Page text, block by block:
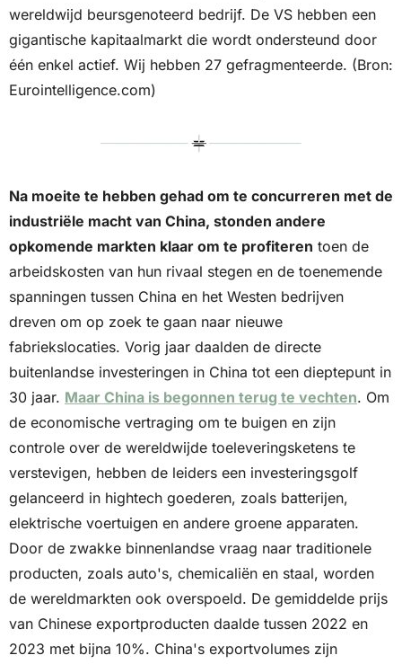
wereldwijd beursgenoteerd bedrijf. De VS hebben een
gigantische kapitaalmarkt die wordt ondersteund door
één enkel actief. Wij hebben 27 gefragmenteerde. (Bron:
Eurointelligence.com)
Na moeite te hebben gehad om te concurreren met de
industriële macht van China, stonden andere
opkomende markten klaar om te profiteren toen de
arbeidskosten van hun rivaal stegen en de toenemende
spanningen tussen China en het Westen bedrijven
dreven om op zoek te gaan naar nieuwe
fabriekslocaties. Vorig jaar daalden de directe
buitenlandse investeringen in China tot een dieptepunt in
30 jaar. Maar China is begonnen terug te vechten. Om
de economische vertraging om te buigen en zijn
controle over de wereldwijde toeleveringsketens te
verstevigen, hebben de leiders een investeringsgolf
gelanceerd in hightech goederen, zoals batterijen,
elektrische voertuigen en andere groene apparaten.
Door de zwakke binnenlandse vraag naar traditionele
producten, zoals auto's, chemicaliën en staal, worden
de wereldmarkten ook overspoeld. De gemiddelde prijs
van Chinese exportproducten daalde tussen 2022 en
2023 met bijna 10%. China's exportvolumes zijn